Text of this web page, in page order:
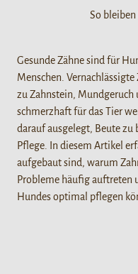
So bleiben
Gesunde Zähne sind für
Menschen.
zu Zahnstein, Mundgeruch
schmerzhaft für das Tier
darauf ausgelegt, Beute zu
Pflege. In diesem Artikel
aufgebaut sind, warum
Probleme häufig auftreten
Hundes optimal pflegen